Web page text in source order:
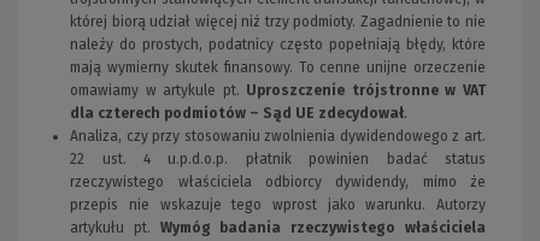
której biorą udział więcej niż trzy podmioty. Zagadnienie to nie
należy do prostych, podatnicy często popełniają błędy, które
mają wymierny skutek finansowy. To cenne unijne orzeczenie
omawiamy w artykule pt. Uproszczenie trójstronne w VAT
dla czterech podmiotów – Sąd UE zdecydował.
Analiza, czy przy stosowaniu zwolnienia dywidendowego z art.
22 ust. 4 u.p.d.o.p. płatnik powinien badać status
rzeczywistego właściciela odbiorcy dywidendy, mimo że
przepis nie wskazuje tego wprost jako warunku. Autorzy
artykułu pt. Wymóg badania rzeczywistego właściciela